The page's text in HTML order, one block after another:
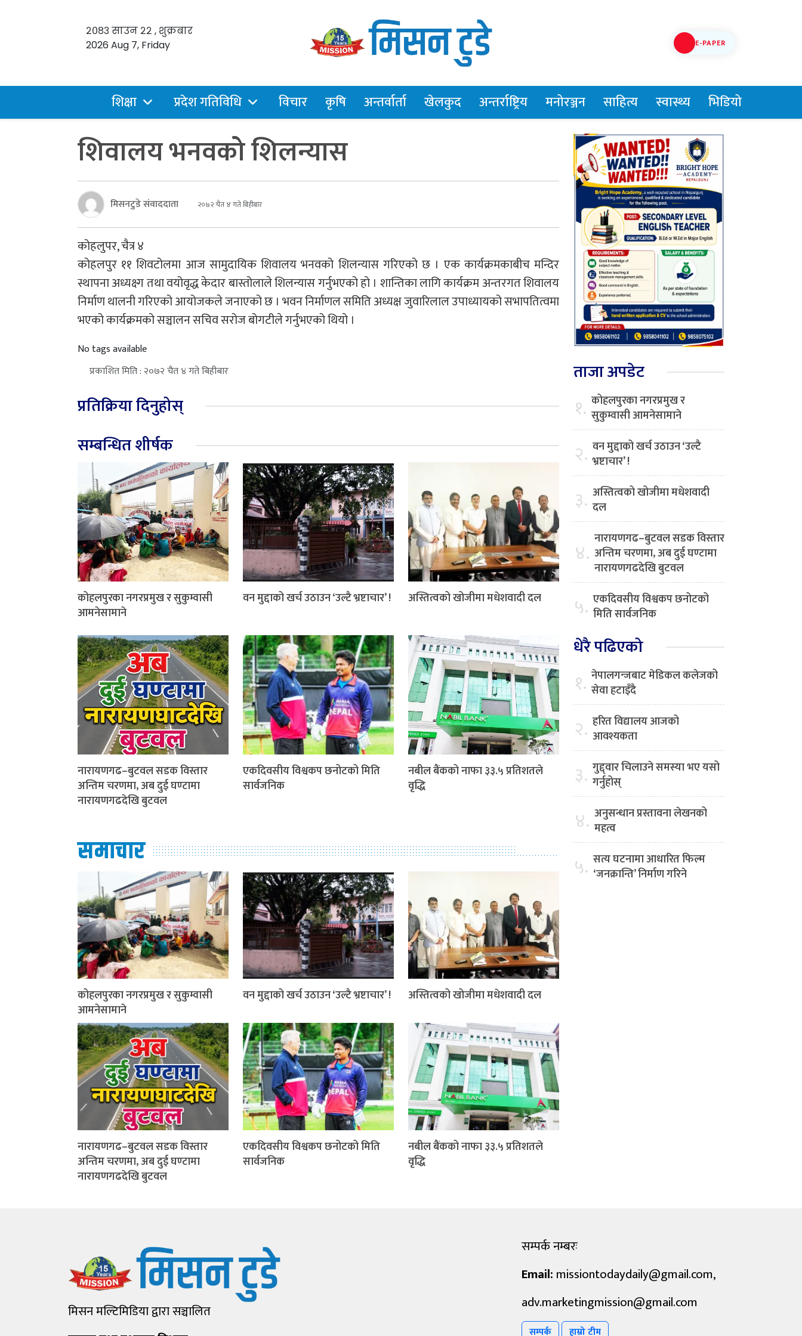
२०८३ साउन २२ , शुक्रबार
2026 Aug 7, Friday
E-PAPER
शिक्षा प्रदेश गतिविधि विचार कृषि अन्तर्वार्ता खेलकुद अन्तर्राष्ट्रिय मनोरञ्जन साहित्य स्वास्थ्य भिडियो
शिवालय भनवको शिलन्यास
मिसनटुडे संवाददाता २०७२ चैत ४ गते बिहीबार
कोहलुपर, चैत्र ४
कोहलपुर ११ शिवटोलमा आज सामुदायिक शिवालय भनवको शिलन्यास गरिएको छ । एक कार्यक्रमकाबीच मन्दिर
स्थापना अध्यक्ष्ग तथा वयोवृद्ध केदार बास्तोलाले शिलन्यास गर्नुभएको हो । शान्तिका लागि कार्यक्रम अन्तरगत शिवालय
निर्माण थालनी गरिएको आयोजकले जनाएको छ । भवन निर्माणल समिति अध्यक्ष जुवारिलाल उपाध्यायको सभापतित्वमा
भएको कार्यक्रमको सञ्चालन सचिव सरोज बोगटीले गर्नुभएको थियो ।
No tags available
प्रकाशित मिति : २०७२ चैत ४ गते बिहीबार
प्रतिक्रिया दिनुहोस्
सम्बन्धित शीर्षक
कोहलपुरका नगरप्रमुख र सुकुम्वासी
आमनेसामाने
वन मुद्दाको खर्च उठाउन ‘उल्टै भ्रष्टाचार’ ! अस्तित्वको खोजीमा मधेशवादी दल
नारायणगढ–बुटवल सडक विस्तार
अन्तिम चरणमा, अब दुई घण्टामा
नारायणगढदेखि बुटवल
एकदिवसीय विश्वकप छनोटको मिति
सार्वजनिक
नबील बैंकको नाफा ३३.५ प्रतिशतले
वृद्धि
समाचार
कोहलपुरका नगरप्रमुख र सुकुम्वासी
आमनेसामाने
वन मुद्दाको खर्च उठाउन ‘उल्टै भ्रष्टाचार’ ! अस्तित्वको खोजीमा मधेशवादी दल
नारायणगढ–बुटवल सडक विस्तार
अन्तिम चरणमा, अब दुई घण्टामा
नारायणगढदेखि बुटवल
एकदिवसीय विश्वकप छनोटको मिति
सार्वजनिक
नबील बैंकको नाफा ३३.५ प्रतिशतले
वृद्धि
ताजा अपडेट
१. कोहलपुरका नगरप्रमुख र
सुकुम्वासी आमनेसामाने
२. वन मुद्दाको खर्च उठाउन ‘उल्टै
भ्रष्टाचार’ !
३. अस्तित्वको खोजीमा मधेशवादी
दल
४. नारायणगढ–बुटवल सडक विस्तार
अन्तिम चरणमा, अब दुई घण्टामा
नारायणगढदेखि बुटवल
५. एकदिवसीय विश्वकप छनोटको
मिति सार्वजनिक
धेरै पढिएको
१. नेपालगन्जबाट मेडिकल कलेजको
सेवा हटाइँदै
२. हरित विद्यालय आजको
आवश्यकता
३. गुद्द्वार चिलाउने समस्या भए यसो
गर्नुहोस्
४. अनुसन्धान प्रस्तावना लेखनको
महत्व
५. सत्य घटनामा आधारित फिल्म
‘जनक्रान्ति’ निर्माण गरिने
मिसन मल्टिमिडिया द्वारा सञ्चालित
सम्पर्क नम्बरः
Email: missiontodaydaily@gmail.com,
adv.marketingmission@gmail.com
सम्पर्क हाम्रो टीम